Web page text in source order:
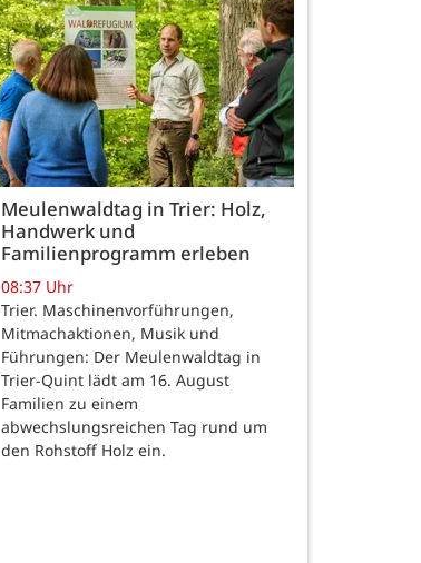
Meulenwaldtag in Trier: Holz,
Handwerk und
Familienprogramm erleben
08:37 Uhr
Trier. Maschinenvorführungen,
Mitmachaktionen, Musik und
Führungen: Der Meulenwaldtag in
Trier-Quint lädt am 16. August
Familien zu einem
abwechslungsreichen Tag rund um
den Rohstoff Holz ein.